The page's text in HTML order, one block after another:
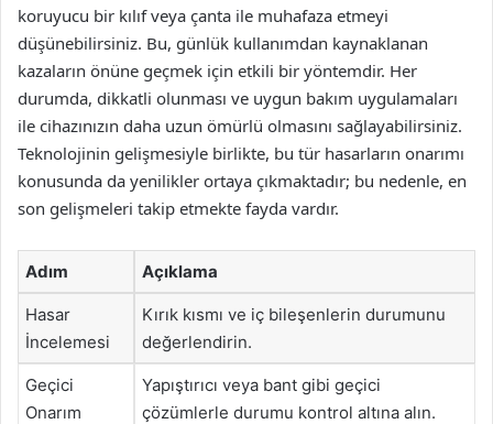
koruyucu bir kılıf veya çanta ile muhafaza etmeyi
düşünebilirsiniz. Bu, günlük kullanımdan kaynaklanan
kazaların önüne geçmek için etkili bir yöntemdir. Her
durumda, dikkatli olunması ve uygun bakım uygulamaları
ile cihazınızın daha uzun ömürlü olmasını sağlayabilirsiniz.
Teknolojinin gelişmesiyle birlikte, bu tür hasarların onarımı
konusunda da yenilikler ortaya çıkmaktadır; bu nedenle, en
son gelişmeleri takip etmekte fayda vardır.
Adım Açıklama
Hasar
İncelemesi
Kırık kısmı ve iç bileşenlerin durumunu
değerlendirin.
Geçici
Onarım
Yapıştırıcı veya bant gibi geçici
çözümlerle durumu kontrol altına alın.